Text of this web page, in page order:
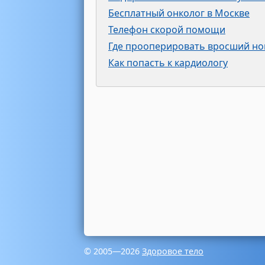
Бесплатный онколог в Москве
Телефон скорой помощи
Где прооперировать вросший
Как попасть к кардиологу
© 2005—2026 Здоровое тело